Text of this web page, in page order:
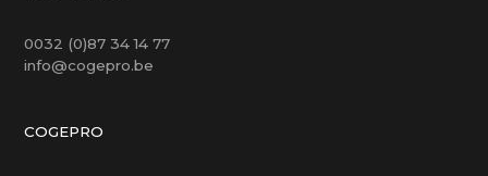
0032 (0)87 34 14 77
info@cogepro.be
COGEPRO